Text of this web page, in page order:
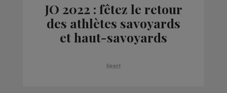
JO 2022 : fêtez le retour
des athlètes savoyards
et haut-savoyards
Sport